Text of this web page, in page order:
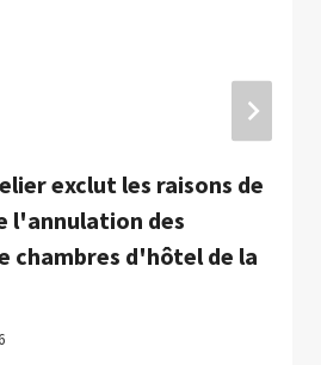
exclut les raisons de
l'annulation des
chambres d'hôtel de la